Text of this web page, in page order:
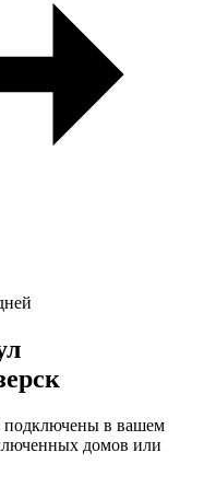
подключены в вашем
домов или